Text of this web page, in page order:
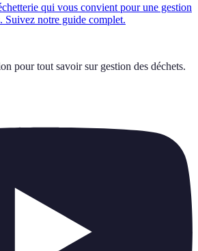
qui vous convient pour une gestion
Suivez notre guide complet.
pour tout savoir sur gestion des déchets.